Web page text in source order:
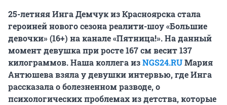
25-летняя Инга Демчук из Красноярска стала
героиней нового сезона реалити-шоу «Большие
девочки» (16+) на канале «Пятница!». На данный
момент девушка при росте 167 см весит 137
килограммов. Наша коллега изNGS24.RUМария
Антюшева взяла у девушки интервью, где Инга
рассказала о болезненном разводе, о
психологических проблемах из детства, которые